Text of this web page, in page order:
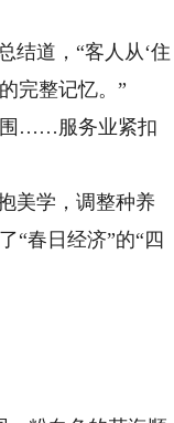
道，“客人从‘住
完整记忆。”
围……服务业紧扣
美学，调整种养
“春日经济”的“四